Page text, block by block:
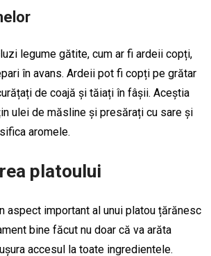
legume gătite, cum ar fi ardeii copți,
în avans. Ardeii pot fi copți pe grătar
de coajă și tăiați în fâșii. Aceștia
ulei de măsline și presărați cu sare și
aromele.
platoului
aspect important al unui platou țărănesc
bine făcut nu doar că va arăta
accesul la toate ingredientele.